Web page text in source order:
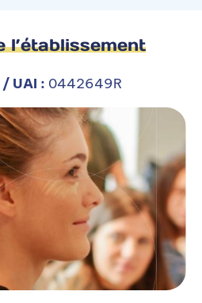
l’établissement
UAI : 0442649R